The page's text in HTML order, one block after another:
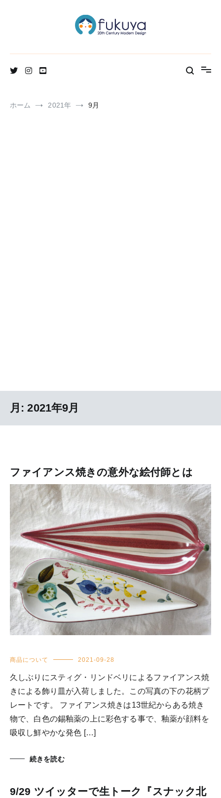
ホーム 2021年 9月
月:2021年9月
ファイアンス焼きの意外な絵付師とは
商品について 2021-09-28
久しぶりにスティグ・リンドベリによるファイアンス焼
きによる飾り皿が入荷しました。この写真の下の花柄プ
レートです。 ファイアンス焼きは13世紀からある焼き
物で、白色の錫釉薬の上に彩色する事で、釉薬が顔料を
吸収し鮮やかな発色 […]
続きを読む
9/29 ツイッターで生トーク『スナック北